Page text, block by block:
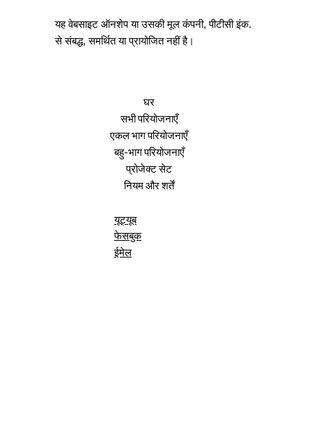
घर
सभी परियोजनाएँ
एकल भाग परियोजनाएँ
बहु-भाग परियोजनाएँ
प्रोजेक्ट सेट
नियम और शर्तें
यूट्यूब
फेसबुक
ईमेल
यह वेबसाइट ऑनशेप या उसकी मूल कंपनी, पीटीसी इंक.
से संबद्ध, समर्थित या प्रायोजित नहीं है।